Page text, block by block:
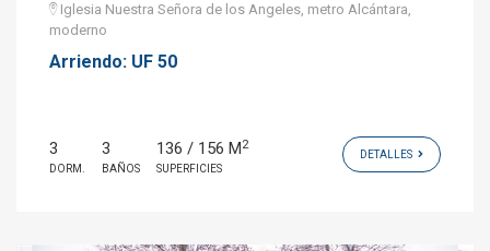
Iglesia Nuestra Señora de los Angeles, metro Alcántara,
moderno
Arriendo: UF 50
3
DORM.
3
BAÑOS
136 / 156 M2
SUPERFICIES
DETALLES